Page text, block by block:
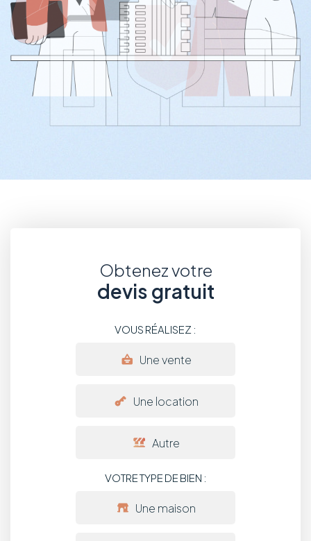
Obtenez votre
devis gratuit
VOUS RÉALISEZ :
Une vente
Une location
Autre
VOTRE TYPE DE BIEN :
Une maison